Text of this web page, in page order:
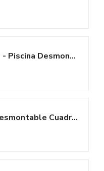
Intex 28271NP - Piscina Desmontable Small Frame 260 x 160 x 65 cm, 2.282...
Intex Piscina Desmontable Cuadrada Tubular Infantil, 122x122x30 cm, 342...